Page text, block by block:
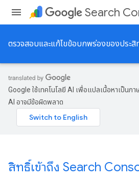
Search
ตรวจสอบและแก้ไขข้อบกพร่องของประสิ
Google ใช้เทคโนโลยี AI เพื่อแปลเนื้อหาเป็นภ
AI อาจมีข้อผิดพลาด
สิทธิ์เข้าถึง Search